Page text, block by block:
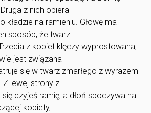
z nich opiera
kładzie na ramieniu. Głowę ma
sposób, że twarz
z kobiet klęczy wyprostowana,
jest związana
się w twarz zmarłego z wyrazem
Z lewej strony z
się czyjeś ramię, a dłoń spoczywa na
kobiety,